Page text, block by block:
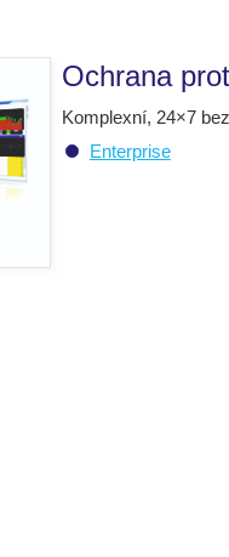
Ochrana
Komplexní, 24×7
Enterprise